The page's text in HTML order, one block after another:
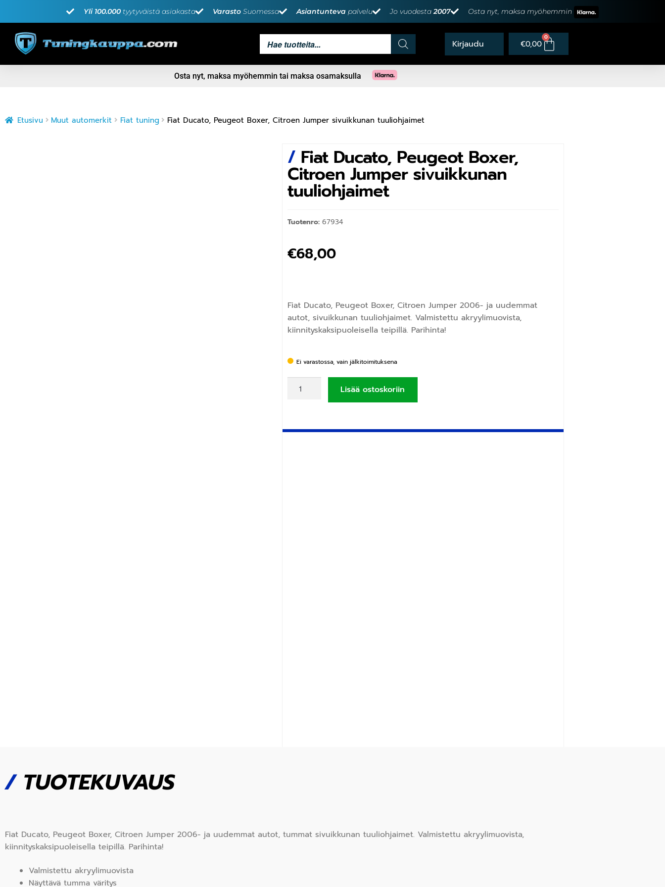
Yli 100.000 tyytyväistä asiakasta Varasto Suomessa Asiantunteva palvelu Jo vuodesta2007 Osta nyt, maksa myöhemmin
€0,00
0
Osta nyt, maksa myöhemmin tai maksa osamaksulla
Etusivu Muut automerkit Fiat tuning Fiat Ducato, Peugeot Boxer, Citroen Jumper sivuikkunan tuuliohjaimet
/ Fiat Ducato, Peugeot Boxer,
Citroen Jumper sivuikkunan
tuuliohjaimet
Tuotenro: 67934
€68,00
Fiat Ducato, Peugeot Boxer, Citroen Jumper 2006- ja uudemmat
autot, sivuikkunan tuuliohjaimet. Valmistettu akryylimuovista,
kiinnityskaksipuoleisella teipillä. Parihinta!
Ei varastossa, vain jälkitoimituksena
Lisää ostoskoriin
/TUOTEKUVAUS
Fiat Ducato, Peugeot Boxer, Citroen Jumper 2006- ja uudemmat autot, tummat sivuikkunan tuuliohjaimet. Valmistettu akryylimuovista,
kiinnityskaksipuoleisella teipillä. Parihinta!
Valmistettu akryylimuovista
Näyttävä tumma väritys